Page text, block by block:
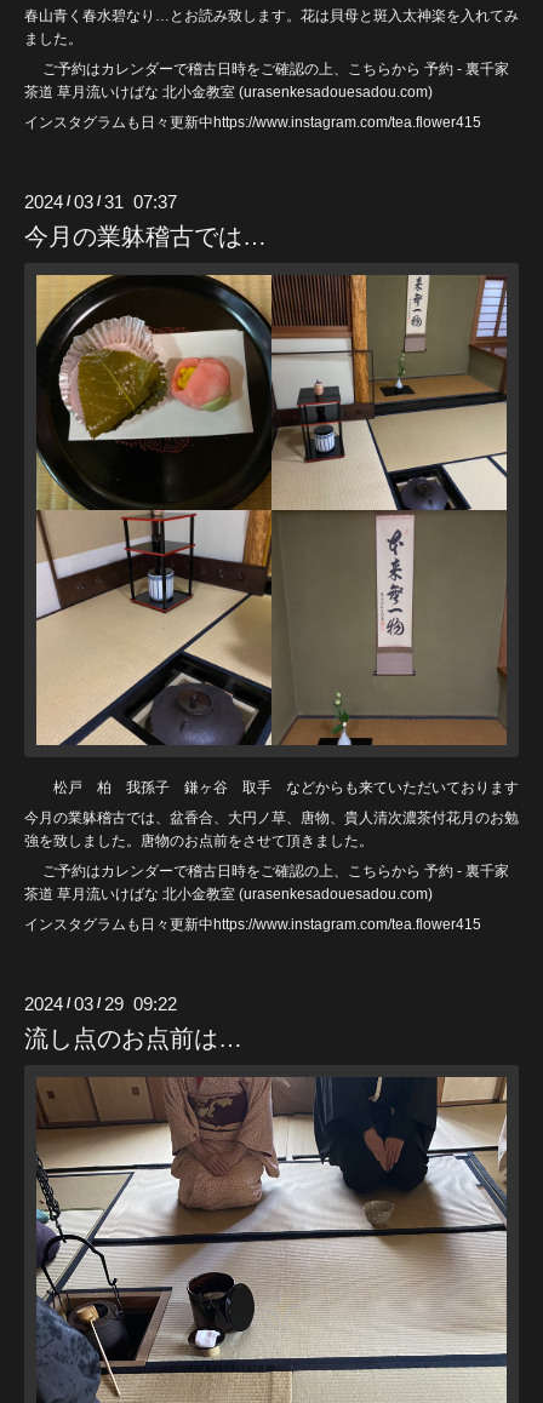
春山青く春水碧なり…とお読み致します。花は貝母と斑入太神楽を入れてみ
ました。
ご予約はカレンダーで稽古日時をご確認の上、こちらから 予約 - 裏千家
茶道 草月流いけばな 北小金教室 (urasenkesadouesadou.com)
インスタグラムも日々更新中https://www.instagram.com/tea.flower415
2024 /03 /31 07:37
今月の業躰稽古では…
松戸 柏 我孫子 鎌ヶ谷 取手 などからも来ていただいております
今月の業躰稽古では、盆香合、大円ノ草、唐物、貴人清次濃茶付花月のお勉
強を致しました。唐物のお点前をさせて頂きました。
ご予約はカレンダーで稽古日時をご確認の上、こちらから 予約 - 裏千家
茶道 草月流いけばな 北小金教室 (urasenkesadouesadou.com)
インスタグラムも日々更新中https://www.instagram.com/tea.flower415
2024 /03 / 29 09:22
流し点のお点前は…